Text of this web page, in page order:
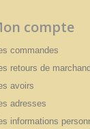
compte
commandes
retours de
avoirs
adresses
informations